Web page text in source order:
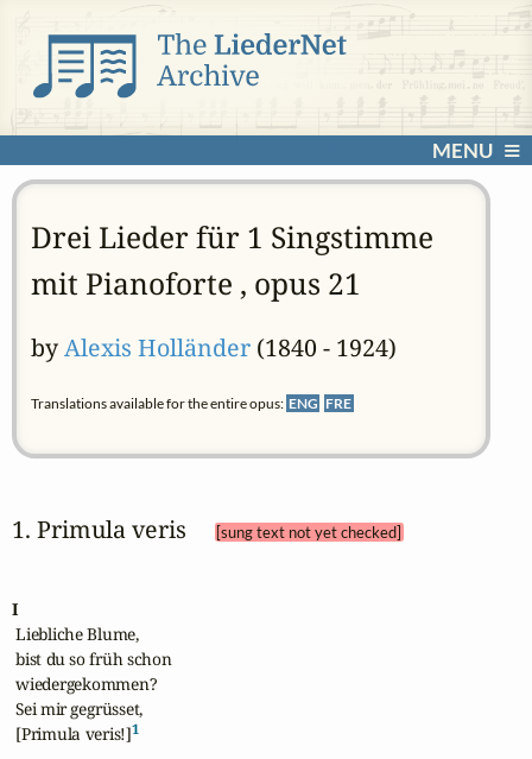
MENU
Drei Lieder für 1 Singstimme
mit Pianoforte , opus 21
byAlexis Holländer(1840 - 1924)
Translations available for the entire opus: ENG FRE
1. Primula veris [sung text not yet checked]
I
Liebliche Blume,
bist du so früh schon
wiedergekommen?
Sei mir gegrüsset,
[Primula veris!]1